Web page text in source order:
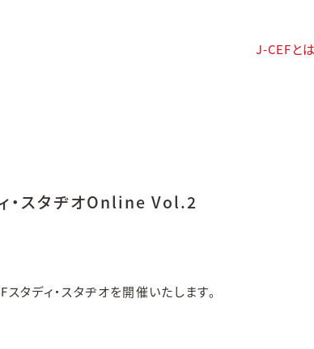
J-CEFとは
・スタヂオOnline Vol.2
タディ・スタヂオを開催いたします。